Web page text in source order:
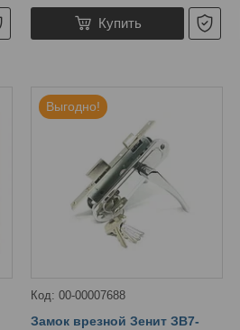
Купить
Выгодно!
00-00007688
Замок врезной Зенит ЗВ7-